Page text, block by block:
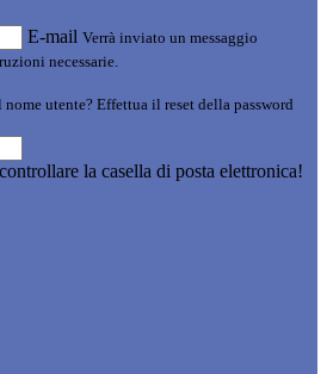
E-mail Verrà inviato un messaggio
necessarie.
utente? Effettua il reset della password
la casella di posta elettronica!